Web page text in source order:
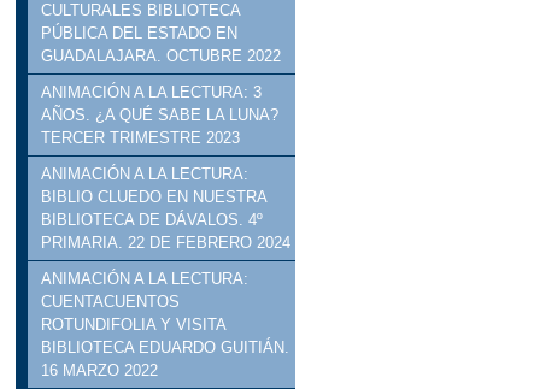
CULTURALES BIBLIOTECA
PÚBLICA DEL ESTADO EN
GUADALAJARA. OCTUBRE 2022
ANIMACIÓN A LA LECTURA: 3
AÑOS. ¿A QUÉ SABE LA LUNA?
TERCER TRIMESTRE 2023
ANIMACIÓN A LA LECTURA:
BIBLIO CLUEDO EN NUESTRA
BIBLIOTECA DE DÁVALOS. 4º
PRIMARIA. 22 DE FEBRERO 2024
ANIMACIÓN A LA LECTURA:
CUENTACUENTOS
ROTUNDIFOLIA Y VISITA
BIBLIOTECA EDUARDO GUITIÁN.
16 MARZO 2022